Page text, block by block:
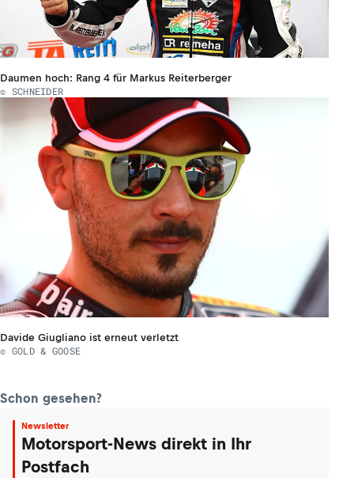
Daumen hoch: Rang 4 für Markus Reiterberger
© SCHNEIDER
Davide Giugliano ist erneut verletzt
© GOLD & GOOSE
Schon gesehen?
Newsletter
Motorsport-News direkt in Ihr
Postfach